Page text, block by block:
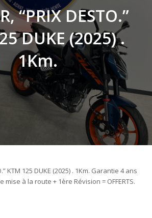
“PRIX DESTO.”
DUKE (2025) .
1Km.
KTM 125 DUKE (2025) . 1Km. Garantie 4 ans
mise à la route + 1ère Révision = OFFERTS.